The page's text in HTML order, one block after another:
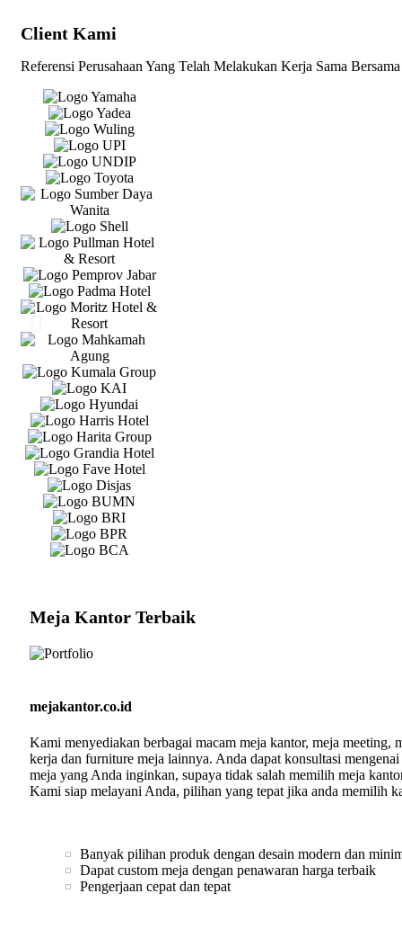
Client Kami
Referensi Perusahaan Yang Telah Melakukan Kerja Sama
Meja Kantor Terbaik
mejakantor.co.id
Kami menyediakan berbagai macam meja kantor, meja meeting,
kerja dan furniture meja lainnya. Anda dapat konsultasi mengenai
meja yang Anda inginkan, supaya tidak salah memilih meja
Kami siap melayani Anda, pilihan yang tepat jika anda memilih
Banyak pilihan produk dengan desain modern dan
Dapat custom meja dengan penawaran harga terbaik
Pengerjaan cepat dan tepat